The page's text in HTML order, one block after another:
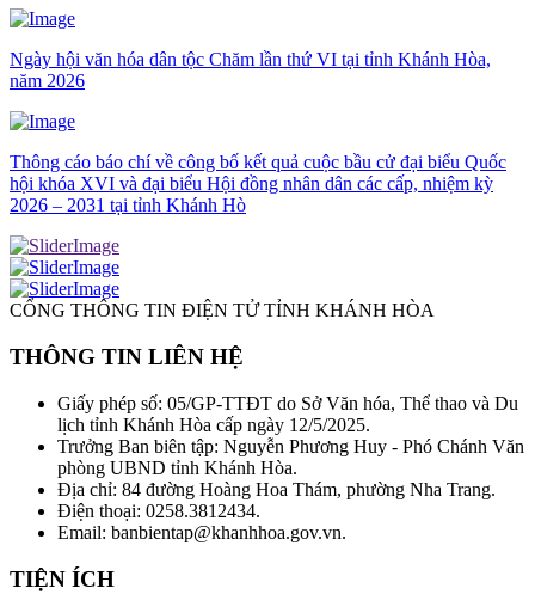
Ngày hội văn hóa dân tộc Chăm lần thứ VI tại tỉnh Khánh Hòa,
năm 2026
Thông cáo báo chí về công bố kết quả cuộc bầu cử đại biểu Quốc
hội khóa XVI và đại biểu Hội đồng nhân dân các cấp, nhiệm kỳ
2026 – 2031 tại tỉnh Khánh Hò
CỔNG THÔNG TIN ĐIỆN TỬ TỈNH KHÁNH HÒA
THÔNG TIN LIÊN HỆ
Giấy phép số: 05/GP-TTĐT do Sở Văn hóa, Thể thao và Du
lịch tỉnh Khánh Hòa cấp ngày 12/5/2025.
Trưởng Ban biên tập: Nguyễn Phương Huy - Phó Chánh Văn
phòng UBND tỉnh Khánh Hòa.
Địa chỉ: 84 đường Hoàng Hoa Thám, phường Nha Trang.
Điện thoại: 0258.3812434.
Email: banbientap@khanhhoa.gov.vn.
TIỆN ÍCH